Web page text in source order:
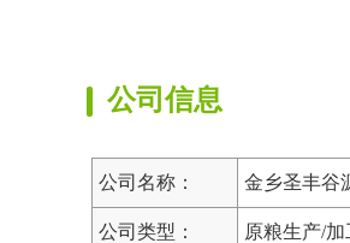
公司信息
公司名称： 金乡圣丰谷
公司类型： 原粮生产/加